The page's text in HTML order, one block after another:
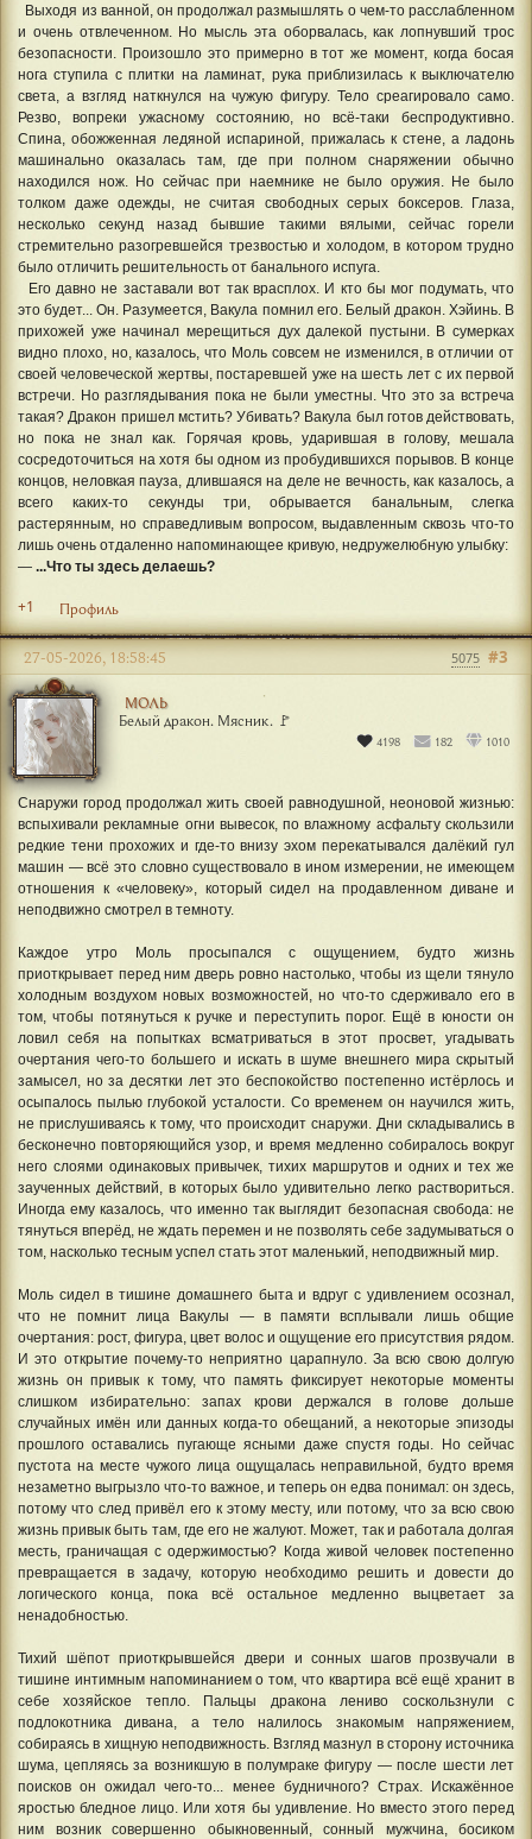
Выходя из ванной, он продолжал размышлять о чем-то расслабленном
и очень отвлеченном. Но мысль эта оборвалась, как лопнувший трос
безопасности. Произошло это примерно в тот же момент, когда босая
нога ступила с плитки на ламинат, рука приблизилась к выключателю
света, а взгляд наткнулся на чужую фигуру. Тело среагировало само.
Резво, вопреки ужасному состоянию, но всё-таки беспродуктивно.
Спина, обожженная ледяной испариной, прижалась к стене, а ладонь
машинально оказалась там, где при полном снаряжении обычно
находился нож. Но сейчас при наемнике не было оружия. Не было
толком даже одежды, не считая свободных серых боксеров. Глаза,
несколько секунд назад бывшие такими вялыми, сейчас горели
стремительно разогревшейся трезвостью и холодом, в котором трудно
было отличить решительность от банального испуга.
Его давно не заставали вот так врасплох. И кто бы мог подумать, что
это будет... Он. Разумеется, Вакула помнил его. Белый дракон. Хэйинь. В
прихожей уже начинал мерещиться дух далекой пустыни. В сумерках
видно плохо, но, казалось, что Моль совсем не изменился, в отличии от
своей человеческой жертвы, постаревшей уже на шесть лет с их первой
встречи. Но разглядывания пока не были уместны. Что это за встреча
такая? Дракон пришел мстить? Убивать? Вакула был готов действовать,
но пока не знал как. Горячая кровь, ударившая в голову, мешала
сосредоточиться на хотя бы одном из пробудившихся порывов. В конце
концов, неловкая пауза, длившаяся на деле не вечность, как казалось, а
всего каких-то секунды три, обрывается банальным, слегка
растерянным, но справедливым вопросом, выдавленным сквозь что-то
лишь очень отдаленно напоминающее кривую, недружелюбную улыбку:
— ...Что ты здесь делаешь?
+1 Профиль
МОЛЬ
Белый дракон. Мясник. 🚩
4198 182 1010
#3
27-05-2026, 18:58:45 5075
Снаружи город продолжал жить своей равнодушной, неоновой жизнью:
вспыхивали рекламные огни вывесок, по влажному асфальту скользили
редкие тени прохожих и где-то внизу эхом перекатывался далёкий гул
машин — всё это словно существовало в ином измерении, не имеющем
отношения к «человеку», который сидел на продавленном диване и
неподвижно смотрел в темноту.
Каждое утро Моль просыпался с ощущением, будто жизнь
приоткрывает перед ним дверь ровно настолько, чтобы из щели тянуло
холодным воздухом новых возможностей, но что-то сдерживало его в
том, чтобы потянуться к ручке и переступить порог. Ещё в юности он
ловил себя на попытках всматриваться в этот просвет, угадывать
очертания чего-то большего и искать в шуме внешнего мира скрытый
замысел, но за десятки лет это беспокойство постепенно истёрлось и
осыпалось пылью глубокой усталости. Со временем он научился жить,
не прислушиваясь к тому, что происходит снаружи. Дни складывались в
бесконечно повторяющийся узор, и время медленно собиралось вокруг
него слоями одинаковых привычек, тихих маршрутов и одних и тех же
заученных действий, в которых было удивительно легко раствориться.
Иногда ему казалось, что именно так выглядит безопасная свобода: не
тянуться вперёд, не ждать перемен и не позволять себе задумываться о
том, насколько тесным успел стать этот маленький, неподвижный мир.
Моль сидел в тишине домашнего быта и вдруг с удивлением осознал,
что не помнит лица Вакулы — в памяти всплывали лишь общие
очертания: рост, фигура, цвет волос и ощущение его присутствия рядом.
И это открытие почему-то неприятно царапнуло. За всю свою долгую
жизнь он привык к тому, что память фиксирует некоторые моменты
слишком избирательно: запах крови держался в голове дольше
случайных имён или данных когда-то обещаний, а некоторые эпизоды
прошлого оставались пугающе ясными даже спустя годы. Но сейчас
пустота на месте чужого лица ощущалась неправильной, будто время
незаметно выгрызло что-то важное, и теперь он едва понимал: он здесь,
потому что след привёл его к этому месту, или потому, что за всю свою
жизнь привык быть там, где его не жалуют. Может, так и работала долгая
месть, граничащая с одержимостью? Когда живой человек постепенно
превращается в задачу, которую необходимо решить и довести до
логического конца, пока всё остальное медленно выцветает за
ненадобностью.
Тихий шёпот приоткрывшейся двери и сонных шагов прозвучали в
тишине интимным напоминанием о том, что квартира всё ещё хранит в
себе хозяйское тепло. Пальцы дракона лениво соскользнули с
подлокотника дивана, а тело налилось знакомым напряжением,
собираясь в хищную неподвижность. Взгляд мазнул в сторону источника
шума, цепляясь за возникшую в полумраке фигуру — после шести лет
поисков он ожидал чего-то... менее будничного? Страх. Искажённое
яростью бледное лицо. Или хотя бы удивление. Но вместо этого перед
ним возник совершенно обыкновенный, сонный мужчина, босиком